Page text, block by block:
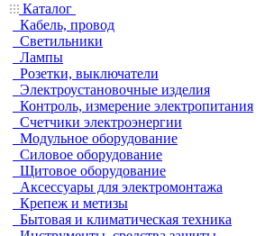
Каталог
Кабель, провод
Светильники
Лампы
Розетки, выключатели
Электроустановочные изделия
Контроль, измерение электропитания
Счетчики электроэнергии
Модульное оборудование
Силовое оборудование
Щитовое оборудование
Аксессуары для электромонтажа
Крепеж и метизы
Бытовая и климатическая техника